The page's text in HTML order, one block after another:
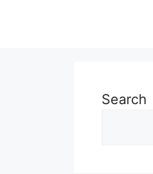
Search